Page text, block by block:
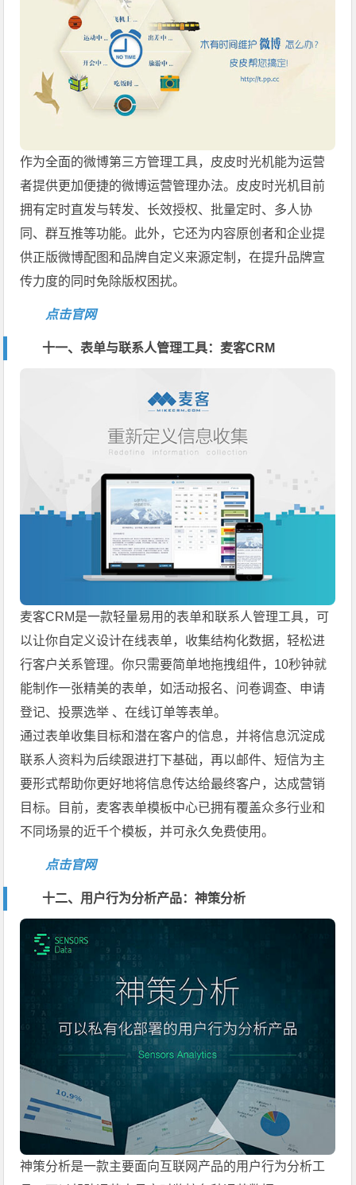
作为全面的微博第三方管理工具，皮皮时光机能为运营
者提供更加便捷的微博运营管理办法。皮皮时光机目前
拥有定时直发与转发、长效授权、批量定时、多人协
同、群互推等功能。此外，它还为内容原创者和企业提
供正版微博配图和品牌自定义来源定制，在提升品牌宣
传力度的同时免除版权困扰。
点击官网
十一、表单与联系人管理工具：麦客CRM
麦客CRM是一款轻量易用的表单和联系人管理工具，可
以让你自定义设计在线表单，收集结构化数据，轻松进
行客户关系管理。你只需要简单地拖拽组件，10秒钟就
能制作一张精美的表单，如活动报名、问卷调查、申请
登记、投票选举 、在线订单等表单。
通过表单收集目标和潜在客户的信息，并将信息沉淀成
联系人资料为后续跟进打下基础，再以邮件、短信为主
要形式帮助你更好地将信息传达给最终客户，达成营销
目标。目前，麦客表单模板中心已拥有覆盖众多行业和
不同场景的近千个模板，并可永久免费使用。
点击官网
十二、用户行为分析产品：神策分析
神策分析是一款主要面向互联网产品的用户行为分析工